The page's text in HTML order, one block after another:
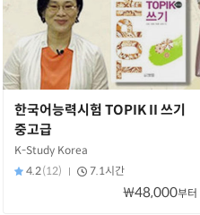
한국어능력시험 TOPIK II 쓰기
중고급
K-Study Korea
4.2(12) 7.1시간
₩48,000부터